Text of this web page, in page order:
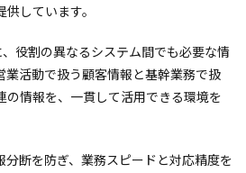
しています。
役割の異なるシステム間でも必要な情
業活動で扱う顧客情報と基幹業務で扱
の情報を、一貫して活用できる環境を
分断を防ぎ、業務スピードと対応精度を